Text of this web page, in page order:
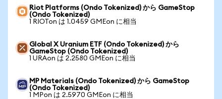
Riot Platforms (Ondo Tokenized) から GameStop
(Ondo Tokenized)
1 RIOTon は 1.0459 GMEon に相当
Global X Uranium ETF (Ondo Tokenized) から
GameStop (Ondo Tokenized)
1 URAon は 2.2580 GMEon に相当
MP Materials (Ondo Tokenized) から GameStop
(Ondo Tokenized)
1 MPon は 2.5970 GMEon に相当